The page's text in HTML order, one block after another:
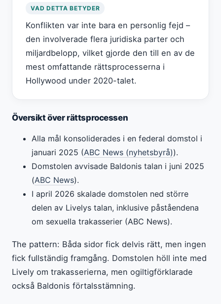
VAD DETTA BETYDER
Konflikten var inte bara en personlig fejd –
den involverade flera juridiska parter och
miljardbelopp, vilket gjorde den till en av de
mest omfattande rättsprocesserna i
Hollywood under 2020-talet.
Översikt över rättsprocessen
Alla mål konsoliderades i en federal domstol i
januari 2025 (ABC News (nyhetsbyrå)).
Domstolen avvisade Baldonis talan i juni 2025
(ABC News).
I april 2026 skalade domstolen ned större
delen av Livelys talan, inklusive påståendena
om sexuella trakasserier (ABC News).
The pattern: Båda sidor fick delvis rätt, men ingen
fick fullständig framgång. Domstolen höll inte med
Lively om trakasserierna, men ogiltigförklarade
också Baldonis förtalsstämning.